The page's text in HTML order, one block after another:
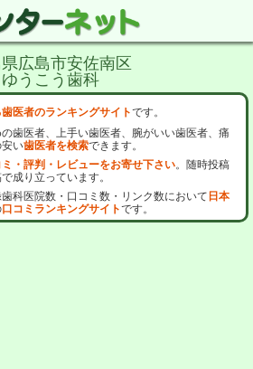
広島市安佐南区
ゆうこう歯科
医者のランキングサイトです。
歯医者、上手い歯医者、腕がいい歯医者、痛
安い歯医者を検索できます。
ミ・評判・レビューをお寄せ下さい。随時投稿
成り立っています。
科医院数・口コミ数・リンク数において 日本
口コミランキングサイトです。